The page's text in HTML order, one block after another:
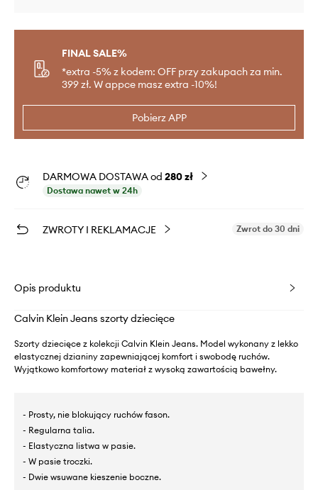
FINAL SALE%
*extra -5% z kodem: OFF przy zakupach za min.
399 zł. W appce masz extra -10%!
Pobierz APP
DARMOWA DOSTAWA od 280 zł
Dostawa nawet w 24h
ZWROTY I REKLAMACJE Zwrot do 30 dni
Opis produktu
Calvin Klein Jeans szorty dziecięce
Szorty dziecięce z kolekcji Calvin Klein Jeans. Model wykonany z lekko
elastycznej dzianiny zapewniającej komfort i swobodę ruchów.
Wyjątkowo komfortowy materiał z wysoką zawartością bawełny.
- Prosty, nie blokujący ruchów fason.
- Regularna talia.
- Elastyczna listwa w pasie.
- W pasie troczki.
- Dwie wsuwane kieszenie boczne.